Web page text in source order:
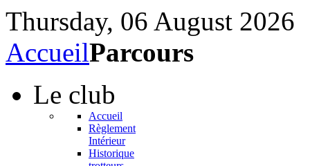
Thursday, 06 August 2026
AccueilParcours
Le club
Accueil
Règlement
Intérieur
Historique